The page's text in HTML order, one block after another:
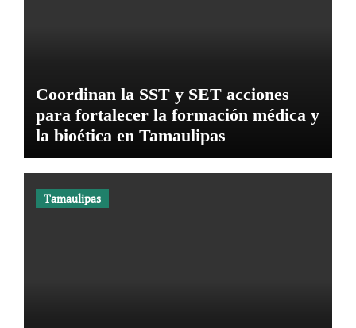
Coordinan la SST y SET acciones
para fortalecer la formación médica y
la bioética en Tamaulipas
Tamaulipas